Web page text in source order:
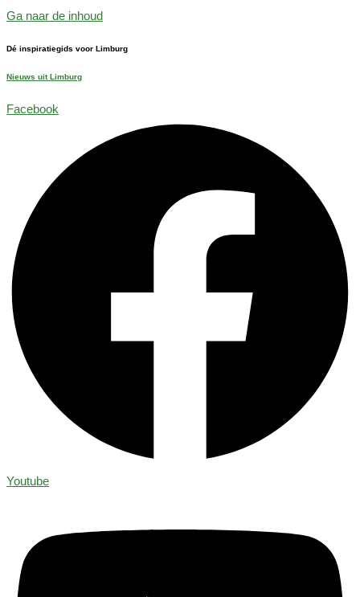
Ga naar de inhoud
Dé inspiratiegids voor Limburg
Nieuws uit Limburg
Facebook
Youtube